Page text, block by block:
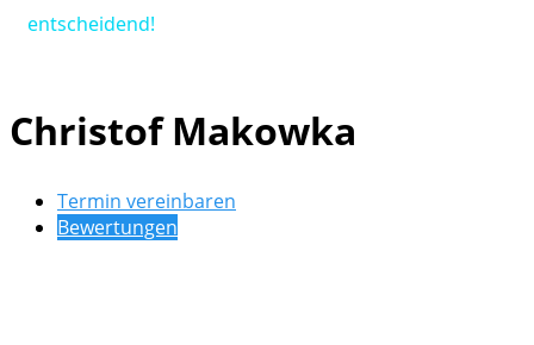
entscheidend!
Christof Makowka
Termin vereinbaren
Bewertungen